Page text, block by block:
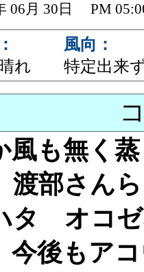
06月 30日 PM
れ
風向：
特定出来
風も無く
部さん
タ オコゼ
後もア